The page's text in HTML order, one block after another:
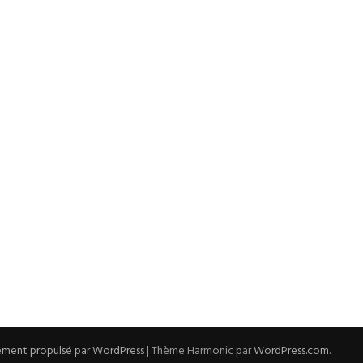
propulsé par WordPress|Thème Harmonic parWordPress.com.